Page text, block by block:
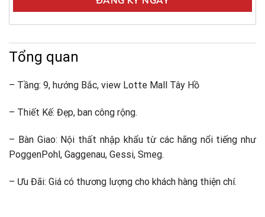
Tổng quan
– Tầng: 9, hướng Bắc, view Lotte Mall Tây Hồ
– Thiết Kế: Đẹp, ban công rộng.
– Bàn Giao: Nội thất nhập khẩu từ các hãng nổi tiếng như
PoggenPohl, Gaggenau, Gessi, Smeg.
– Ưu Đãi: Giá có thương lượng cho khách hàng thiện chí.